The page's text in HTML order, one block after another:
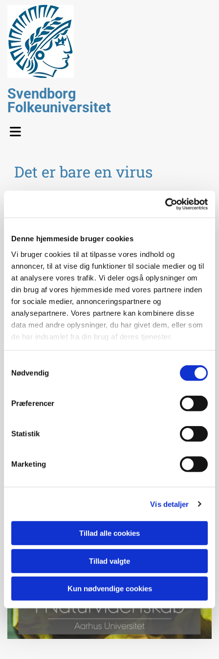
Denne hjemmeside bruger cookies
Vi bruger cookies til at tilpasse vores indhold og
annoncer, til at vise dig funktioner til sociale medier og til
at analysere vores trafik. Vi deler også oplysninger om
din brug af vores hjemmeside med vores partnere inden
for sociale medier, annonceringspartnere og
analysepartnere. Vores partnere kan kombinere disse
data med andre oplysninger, du har givet dem, eller som
de har indsamlet fra din brug af deres tjenester.
Nødvendig
Præferencer
Statistik
Marketing
Vis detaljer
Tillad alle cookies
Tillad valgte
Kun nødvendige cookies
Svendborg
Folkeuniversitet
Det er bare en virus
erlæge og virusforsker,
Sted:SEF, Fåborgvej 44, 5700
Svendborg (Auditoriet).
Livestream fra Aarhus Universitet
Deltagelse er gratis, man møder bare op.
Virus er det mindste smitstof. Det er overalt, og det
trænger ind i og udnytter levende celler til at
vigtigste kendetegn for virus, og hør om hvordan
Læs mere om foredraget her!